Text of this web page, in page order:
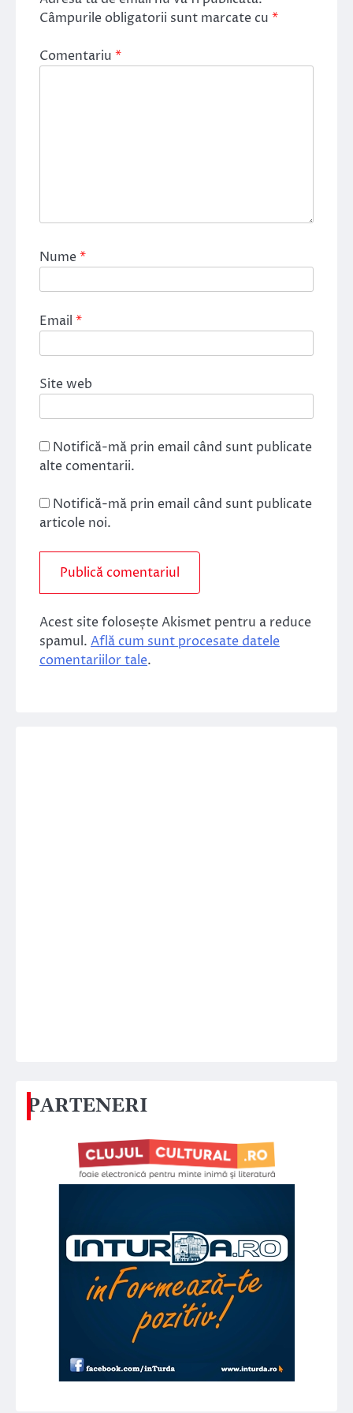
Câmpurile obligatorii sunt marcate cu *
Comentariu *
Nume*
Email *
Site web
Notifică-mă prin email când sunt publicate
alte comentarii.
Notifică-mă prin email când sunt publicate
articole noi.
Acest site folosește Akismet pentru a reduce
spamul. Află cum sunt procesate datele
comentariilor tale.
PARTENERI